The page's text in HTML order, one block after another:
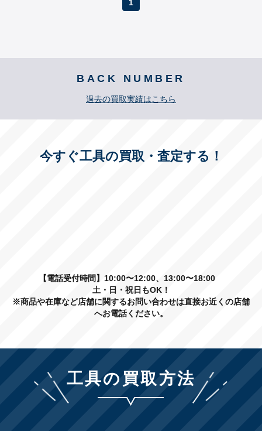
1
BACK NUMBER
過去の買取実績はこちら
今すぐ工具の買取・査定する！
【電話受付時間】10:00〜12:00、13:00〜18:00
土・日・祝日もOK！
※商品や在庫など店舗に関するお問い合わせは直接お近くの店舗
へお電話ください。
工具の買取方法